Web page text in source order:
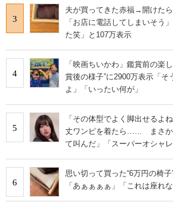
3
夫が買ってきた赤福→開け
「お店に電話してしまいそう
た笑」と107万表示
4
「映画ちいかわ」鑑賞前の楽
賞後の様子”に2900万表示「そ
よ」「いったい何が」
5
「その体型でよく脚出せるよ
丈ワンピを着たら…… まさか
て叫んだ」「スーパーオシャレ
6
思い切って買った“6万円の椅
「あぁぁぁぁ」「これは座れ